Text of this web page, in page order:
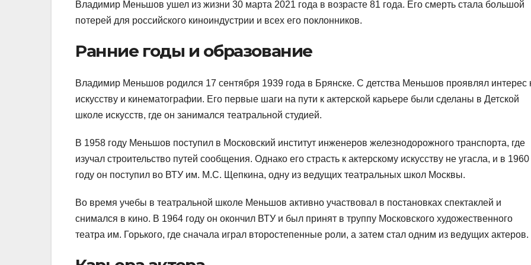
Владимир Меньшов ушел из жизни 30 марта 2021 года в возрасте 81 года. Его смерть стала большой
потерей для российского киноиндустрии и всех его поклонников.
Ранние годы и образование
Владимир Меньшов родился 17 сентября 1939 года в Брянске. С детства Меньшов проявлял интерес
искусству и кинематографии. Его первые шаги на пути к актерской карьере были сделаны в Детской
школе искусств, где он занимался театральной студией.
В 1958 году Меньшов поступил в Московский институт инженеров железнодорожного транспорта, где
изучал строительство путей сообщения. Однако его страсть к актерскому искусству не угасла, и в 1960
году он поступил во ВТУ им. М.С. Щепкина, одну из ведущих театральных школ Москвы.
Во время учебы в театральной школе Меньшов активно участвовал в постановках спектаклей и
снимался в кино. В 1964 году он окончил ВТУ и был принят в труппу Московского художественного
театра им. Горького, где сначала играл второстепенные роли, а затем стал одним из ведущих актеров.